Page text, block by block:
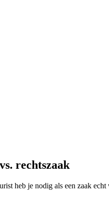
rechtszaak
heb je nodig als een zaak